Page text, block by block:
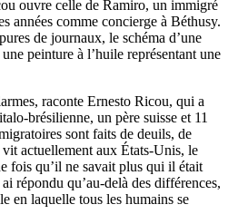
ouvre celle de Ramiro, un immigré
années comme concierge à Béthusy.
de journaux, le schéma d’une
peinture à l’huile représentant une
raconte Ernesto Ricou, qui a
brésilienne, un père suisse et 11
sont faits de deuils, de
actuellement aux États-Unis, le
fois qu’il ne savait plus qui il était
répondu qu’au-delà des différences,
en laquelle tous les humains se